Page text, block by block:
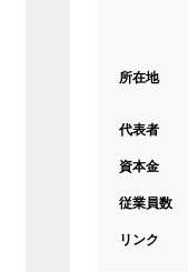
所在地
代表者
資本金
従業員数
リンク